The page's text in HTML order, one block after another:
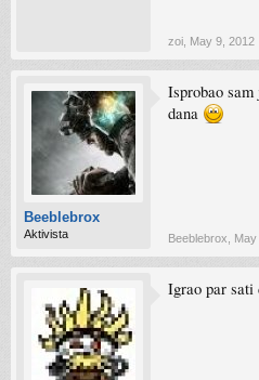
zoi May 9, 2012
Beeblebrox
Aktivista
Isprobao
dana
Beeblebrox
Igrao par sati